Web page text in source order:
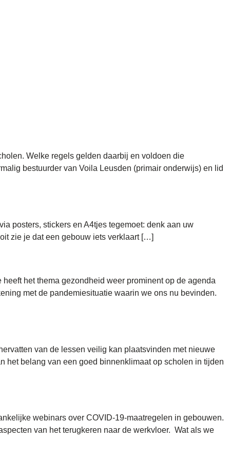
Welke regels gelden daarbij en voldoen die
bestuurder van Voila Leusden (primair onderwijs) en lid
posters, stickers en A4tjes tegemoet: denk aan uw
zie je dat een gebouw iets verklaart […]
het thema gezondheid weer prominent op de agenda
met de pandemiesituatie waarin we ons nu bevinden.
van de lessen veilig kan plaatsvinden met nieuwe
het belang van een goed binnenklimaat op scholen in tijden
webinars over COVID-19-maatregelen in gebouwen.
van het terugkeren naar de werkvloer. Wat als we